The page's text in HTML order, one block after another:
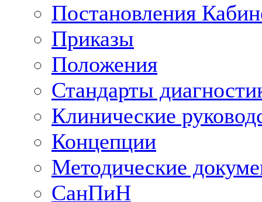
Постановления
Приказы
Положения
Стандарты
Клинические
Концепции
Методические
СанПиН